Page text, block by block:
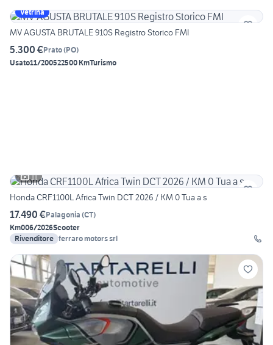
Vetrina
MV AGUSTA BRUTALE 910S Registro Storico FMI
5.300 €Prato(PO)
Usato11/200522500 KmTurismo
11
Honda CRF1100L Africa Twin DCT 2026 / KM 0 Tua a s
17.490 €Palagonia (CT)
Km006/2026Scooter
Rivenditore ferraro motors srl